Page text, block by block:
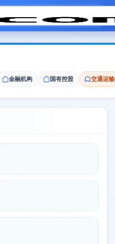
招聘中心 会员专区
金融机构 国有控股 交通运输